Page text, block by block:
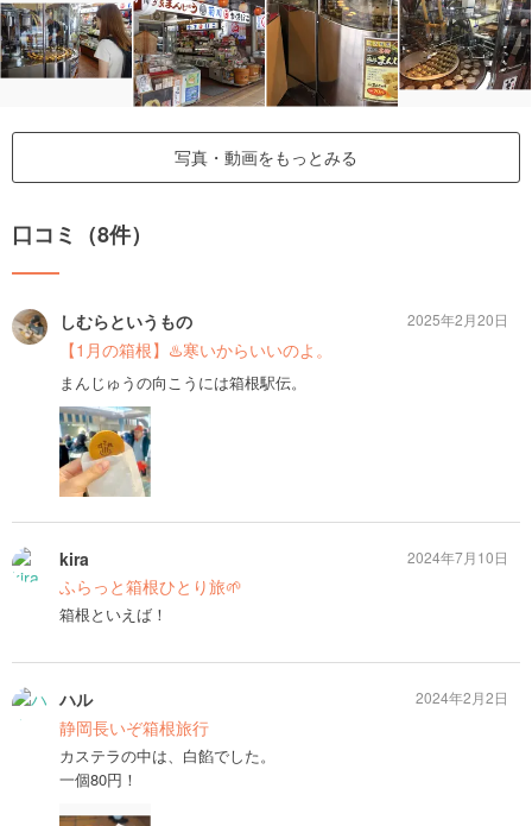
写真・動画をもっとみる
口コミ（8件）
しむらというもの
【1月の箱根】♨️寒いからいいのよ。
まんじゅうの向こうには箱根駅伝。
2025年2月20日
kira
ふらっと箱根ひとり旅🌱
箱根といえば！
2024年7月10日
ハル
静岡長いぞ箱根旅行
カステラの中は、白餡でした。
一個80円！
2024年2月2日